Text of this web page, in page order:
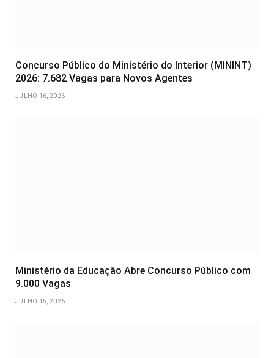
Concurso Público do Ministério do Interior (MININT)
2026: 7.682 Vagas para Novos Agentes
JULHO 16, 2026
Ministério da Educação Abre Concurso Público com
9.000 Vagas
JULHO 15, 2026